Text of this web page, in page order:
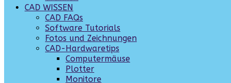
CAD WISSEN
CAD FAQs
Software Tutorials
Fotos und Zeichnungen
CAD-Hardwaretips
Computermäuse
Plotter
Monitore